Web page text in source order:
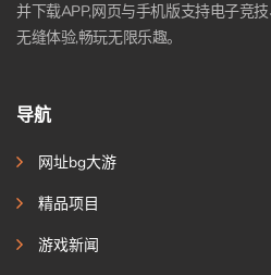
并下载APP,网页与手机版支持电子竞
无缝体验,畅玩无限乐趣。
导航
网址bg大游
精品项目
游戏新闻